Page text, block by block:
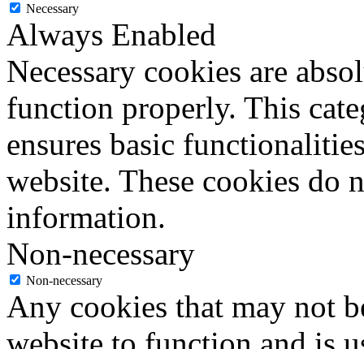
Necessary
Always Enabled
Necessary cookies are
function properly. This
ensures basic
website. These cookies do
information.
Non-necessary
Non-necessary
Any cookies that may not